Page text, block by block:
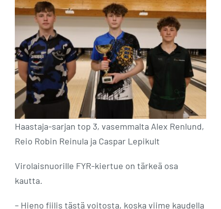
Haastaja-sarjan top 3, vasemmalta Alex Renlund,
Reio Robin Reinula ja Caspar Lepikult
Virolaisnuorille FYR-kiertue on tärkeä osa
kautta.
– Hieno fiilis tästä voitosta, koska viime kaudella